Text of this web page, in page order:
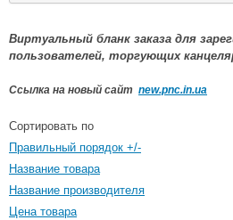
Виртуальный бланк заказа для
пользователей, торгующих
Ссылка на новый сайт new.pnc.in.ua
Сортировать по
Правильный порядок +/-
Название товара
Название производителя
Цена товара